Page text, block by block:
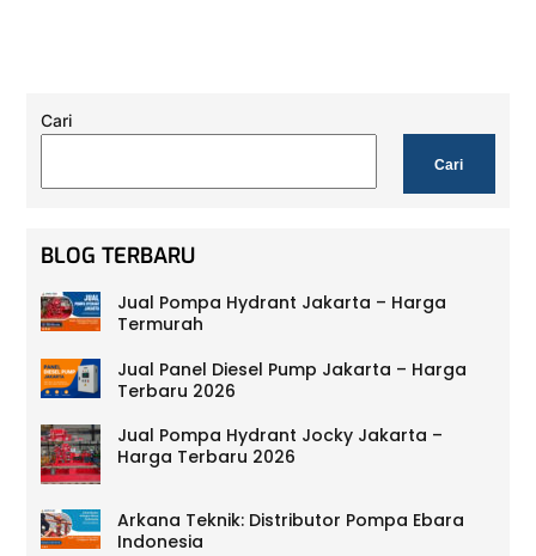
Cari
Cari
BLOG TERBARU
Jual Pompa Hydrant Jakarta – Harga
Termurah
Jual Panel Diesel Pump Jakarta – Harga
Terbaru 2026
Jual Pompa Hydrant Jocky Jakarta –
Harga Terbaru 2026
Arkana Teknik: Distributor Pompa Ebara
Indonesia